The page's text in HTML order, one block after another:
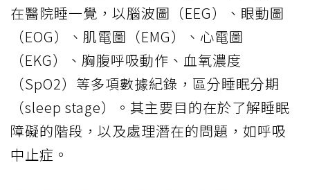
在醫院睡一覺，以腦波圖（EEG）、眼動圖
（EOG）、肌電圖（EMG）、心電圖
（EKG）、胸腹呼吸動作、血氧濃度
（SpO2）等多項數據紀錄，區分睡眠分期
（sleep stage）。其主要目的在於了解睡眠
障礙的階段，以及處理潛在的問題，如呼吸
中止症。